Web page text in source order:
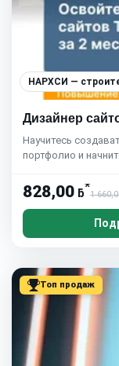
НАРХСИ —
Дизайнер
Научитесь
портфолио и
828,00 ƃ*
1
Топ продаж